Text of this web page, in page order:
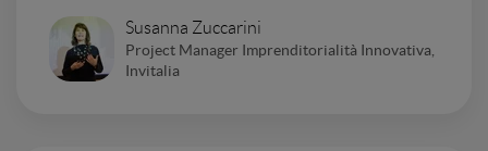
Susanna Zuccarini
Project Manager Imprenditorialità Innovativa,
Invitalia